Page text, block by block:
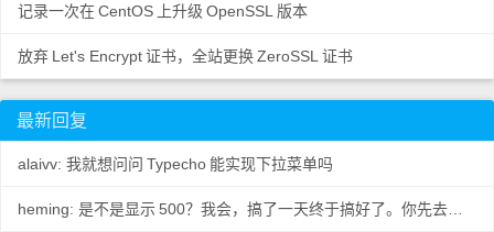
记录一次在CentOS 上升级 OpenSSL 版本
放弃 Let's Encrypt证书，全站更换ZeroSSL 证书
最新回复
alaivv: 我就想问问 Typecho 能实现下拉菜单吗
heming: 是不是显示500？我会，搞了一天终于搞好了。你先去数据